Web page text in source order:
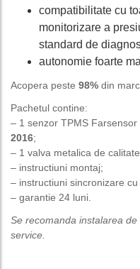
compatibilitate cu
monitorizare a
standard de
autonomie foarte
Acopera peste 98% din
Pachetul contine:
– 1 senzor TPMS
2016;
– 1 valva metalica de
– instructiuni montaj;
– instructiuni sincronizare
– garantie 24 luni.
Se recomanda instalarea
service.